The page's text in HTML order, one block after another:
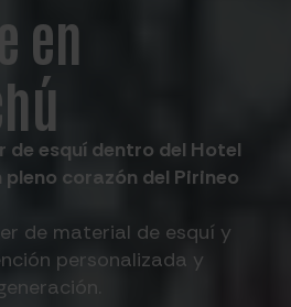
en
de esquí dentro del Hotel
pleno corazón del Pirineo
de material de esquí y
personalizada y